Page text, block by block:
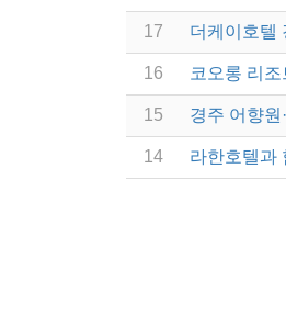
17 더케이호텔
16 코오롱 리
15 경주 어향
14 라한호텔과